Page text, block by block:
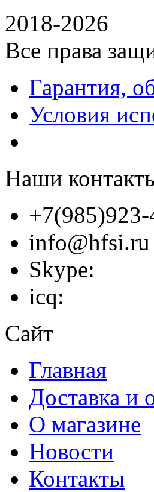
2018-2026
Все права
Гарантия,
Условия
Наши
info@hfsi.ru
Skype:
icq:
Сайт
Главная
Доставка и
О магазине
Новости
Контакты